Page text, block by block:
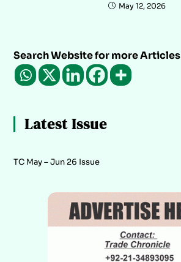
May 12, 2026
Search Website for more Articles
Latest Issue
TC May – Jun 26 Issue